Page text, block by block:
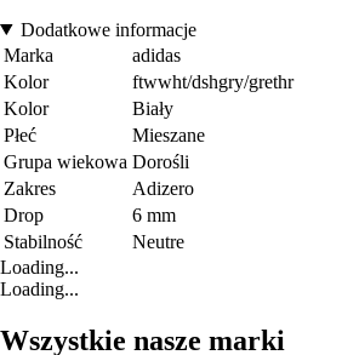
Dodatkowe informacje
Marka
adidas
Kolor
ftwwht/dshgry/grethr
Kolor
Biały
Płeć
Mieszane
Grupa wiekowa Dorośli
Zakres
Adizero
Drop
6 mm
Stabilność
Neutre
Loading...
Loading...
Wszystkie nasze marki